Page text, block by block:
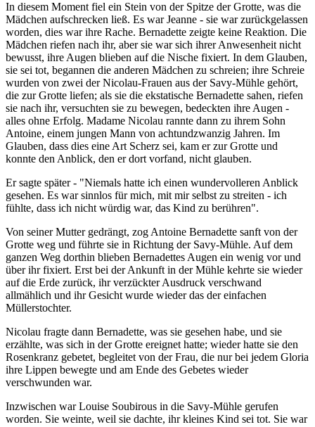
In diesem Moment fiel ein Stein von der Spitze der Grotte, was die
Mädchen aufschrecken ließ. Es war Jeanne - sie war zurückgelassen
worden, dies war ihre Rache. Bernadette zeigte keine Reaktion. Die
Mädchen riefen nach ihr, aber sie war sich ihrer Anwesenheit nicht
bewusst, ihre Augen blieben auf die Nische fixiert. In dem Glauben,
sie sei tot, begannen die anderen Mädchen zu schreien; ihre Schreie
wurden von zwei der Nicolau-Frauen aus der Savy-Mühle gehört,
die zur Grotte liefen; als sie die ekstatische Bernadette sahen, riefen
sie nach ihr, versuchten sie zu bewegen, bedeckten ihre Augen -
alles ohne Erfolg. Madame Nicolau rannte dann zu ihrem Sohn
Antoine, einem jungen Mann von achtundzwanzig Jahren. Im
Glauben, dass dies eine Art Scherz sei, kam er zur Grotte und
konnte den Anblick, den er dort vorfand, nicht glauben.
Er sagte später - "Niemals hatte ich einen wundervolleren Anblick
gesehen. Es war sinnlos für mich, mit mir selbst zu streiten - ich
fühlte, dass ich nicht würdig war, das Kind zu berühren".
Von seiner Mutter gedrängt, zog Antoine Bernadette sanft von der
Grotte weg und führte sie in Richtung der Savy-Mühle. Auf dem
ganzen Weg dorthin blieben Bernadettes Augen ein wenig vor und
über ihr fixiert. Erst bei der Ankunft in der Mühle kehrte sie wieder
auf die Erde zurück, ihr verzückter Ausdruck verschwand
allmählich und ihr Gesicht wurde wieder das der einfachen
Müllerstochter.
Nicolau fragte dann Bernadette, was sie gesehen habe, und sie
erzählte, was sich in der Grotte ereignet hatte; wieder hatte sie den
Rosenkranz gebetet, begleitet von der Frau, die nur bei jedem Gloria
ihre Lippen bewegte und am Ende des Gebetes wieder
verschwunden war.
Inzwischen war Louise Soubirous in die Savy-Mühle gerufen
worden. Sie weinte, weil sie dachte, ihr kleines Kind sei tot. Sie war